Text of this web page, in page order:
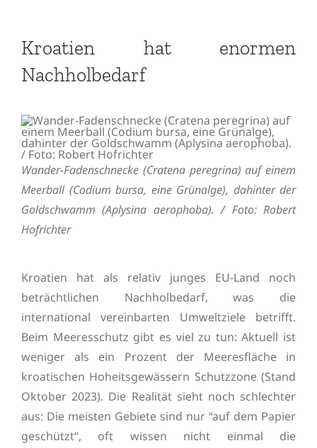
Kroatien hat enormen
Nachholbedarf
Wander-Fadenschnecke (Cratena peregrina) auf einem
Meerball (Codium bursa, eine Grünalge), dahinter der
Goldschwamm (Aplysina aerophoba). / Foto: Robert
Hofrichter
Kroatien hat als relativ junges EU-Land noch
beträchtlichen Nachholbedarf, was die
international vereinbarten Umweltziele betrifft.
Beim Meeresschutz gibt es viel zu tun: Aktuell ist
weniger als ein Prozent der Meeresfläche in
kroatischen Hoheitsgewässern Schutzzone (Stand
Oktober 2023). Die Realität sieht noch schlechter
aus: Die meisten Gebiete sind nur “auf dem Papier
geschützt“, oft wissen nicht einmal die